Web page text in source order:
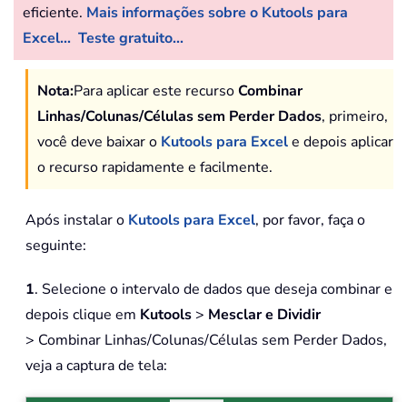
eficiente. Mais informações sobre o Kutools para
Excel... Teste gratuito...
Nota:Para aplicar este recursoCombinar
Linhas/Colunas/Células sem Perder Dados, primeiro,
você deve baixar o Kutools para Excele depois aplicar
o recurso rapidamente e facilmente.
Após instalar o Kutools para Excel, por favor, faça o
seguinte:
1. Selecione o intervalo de dados que deseja combinar e
depois clique em Kutools > Mesclar e Dividir
> Combinar Linhas/Colunas/Células sem Perder Dados,
veja a captura de tela: